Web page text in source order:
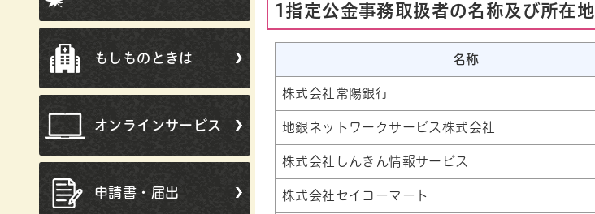
もしものときは
オンラインサービス
申請書・届出
1指定公金事務取扱者の名称及び所在地
名称
株式会社常陽銀行
地銀ネットワークサービス株式会社
株式会社しんきん情報サービス
株式会社セイコーマート